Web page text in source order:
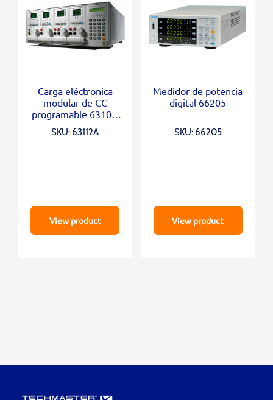
Carga eléctronica
modular de CC
programable 6310A
Series
SKU: 63112A
View product
Medidor de potencia
digital 66205
SKU: 66205
View product